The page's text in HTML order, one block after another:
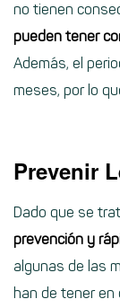
no tienen
pueden tener
Además, el
meses, por lo
Prevenir
Dado que se
prevención y
algunas de las
han de tener